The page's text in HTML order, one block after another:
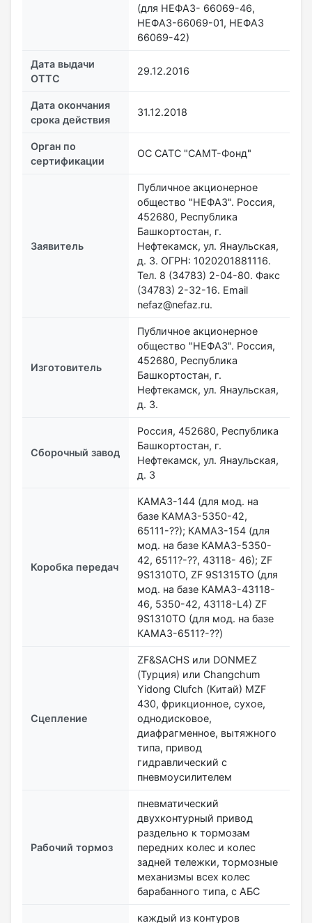
(для НЕФАЗ- 66069-46,
НЕФАЗ-66069-01, НЕФАЗ
66069-42)
Дата выдачи
ОТТС
29.12.2016
Дата окончания
срока действия
31.12.2018
Орган по
сертификации
ОС САТС "САМТ-Фонд"
Заявитель
Публичное акционерное
общество "НЕФАЗ". Россия,
452680, Республика
Башкортостан, г.
Нефтекамск, ул. Янаульская,
д. 3. ОГРН: 1020201881116.
Тел. 8 (34783) 2-04-80. Факс
(34783) 2-32-16. Email
nefaz@nefaz.ru.
Изготовитель
Публичное акционерное
общество "НЕФАЗ". Россия,
452680, Республика
Башкортостан, г.
Нефтекамск, ул. Янаульская,
д. 3.
Сборочный завод
Россия, 452680, Республика
Башкортостан, г.
Нефтекамск, ул. Янаульская,
д. 3
Коробка передач
КАМАЗ-144 (для мод. на
базе КАМАЗ-5350-42,
65111-??); КАМАЗ-154 (для
мод. на базе КАМАЗ-5350-
42, 6511?-??, 43118- 46); ZF
9S1310TO, ZF 9S1315TO (для
мод. на базе КАМАЗ-43118-
46, 5350-42, 43118-L4) ZF
9S1310TO (для мод. на базе
КАМАЗ-6511?-??)
Сцепление
ZF&SACHS или DONMEZ
(Турция) или Changchum
Yidong Clufch (Китай) MZF
430, фрикционное, сухое,
однодисковое,
диафрагменное, вытяжного
типа, привод
гидравлический с
пневмоусилителем
Рабочий тормоз
пневматический
двухконтурный привод
раздельно к тормозам
передних колес и колес
задней тележки, тормозные
механизмы всех колес
барабанного типа, с АБС
каждый из контуров